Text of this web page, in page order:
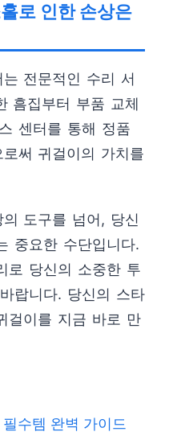
로 인한 손상은
전문적인 수리 서
흠집부터 부품 교체
센터를 통해 정품
써 귀걸이의 가치를
도구를 넘어, 당신
중요한 수단입니다.
로 당신의 소중한 투
랍니다. 당신의 스타
걸이를 지금 바로 만
수템 완벽 가이드